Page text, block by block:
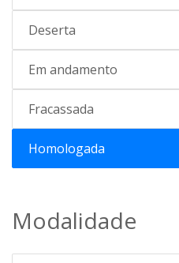
Deserta
Em andamento
Fracassada
Homologada
Modalidade